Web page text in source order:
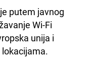
putem javnog
Wi-Fi
unija i